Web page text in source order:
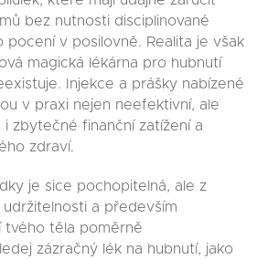
bez nutnosti disciplinované
pocení v posilovně. Realita je však
magická lékárna pro hubnutí
Injekce a prášky nabízené
v praxi nejen neefektivní, ale
zbytečné finanční zatížení a
zdraví.
je sice pochopitelná, ale z
a především
tvého těla poměrně
zázračný lék na hubnutí, jako